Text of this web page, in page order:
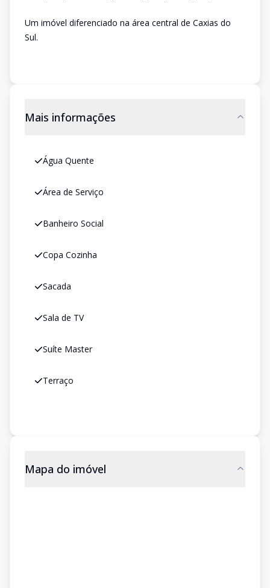
Um imóvel diferenciado na área central de Caxias do
Sul.
Mais informações
Água Quente
Área de Serviço
Banheiro Social
Copa Cozinha
Sacada
Sala de TV
Suíte Master
Terraço
Mapa do imóvel